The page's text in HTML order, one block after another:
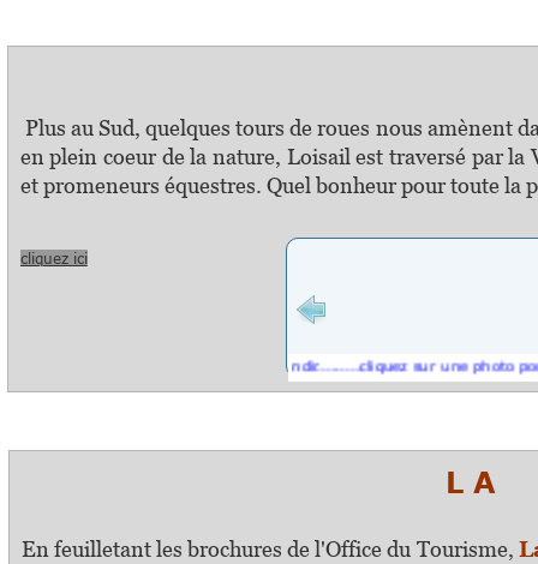
Plus au Sud, quelques tours de roues nous amènent
en plein coeur de la nature, Loisail est traversé par
et promeneurs équestres. Quel bonheur pour toute la
cliquez ici
cliquez sur une photo pour l'agrandir.........cliquez sur une photo pour
L A
En feuilletant les brochures de l'Office du Tourisme,